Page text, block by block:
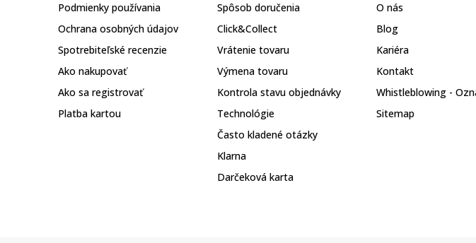
Podmienky používania
Ochrana osobných údajov
Spotrebiteľské recenzie
Ako nakupovať
Ako sa registrovať
Platba kartou
Spôsob doručenia
Click&Collect
Vrátenie tovaru
Výmena tovaru
Kontrola stavu objednávky
Technológie
Často kladené otázky
Klarna
Darčeková karta
O nás
Blog
Kariéra
Kontakt
Whistleblowing -
Sitemap